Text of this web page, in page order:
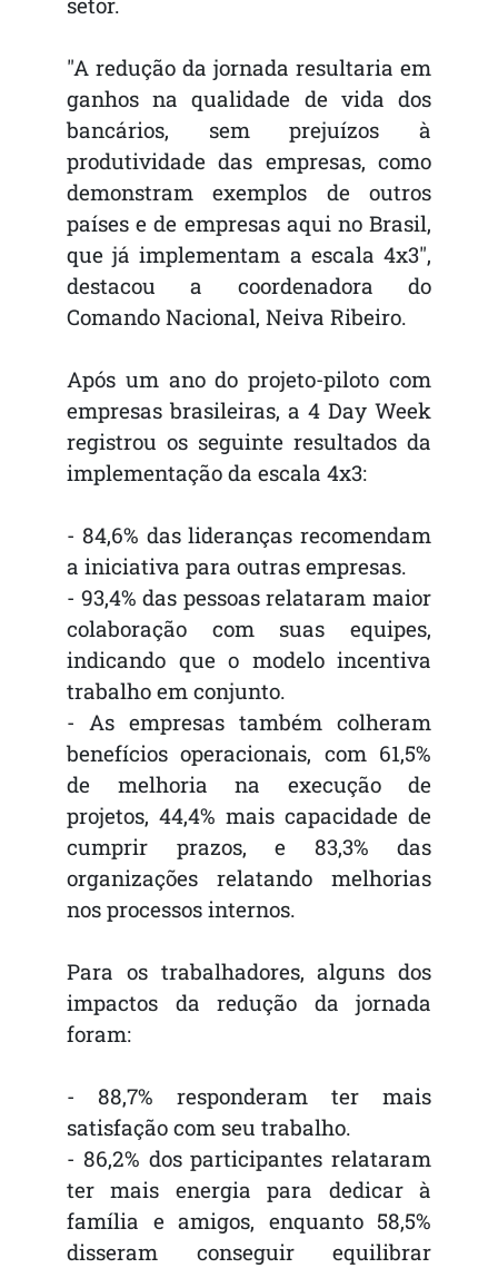
"A redução da jornada resultaria em
ganhos na qualidade de vida dos
bancários, sem prejuízos à
produtividade das empresas, como
demonstram exemplos de outros
países e de empresas aqui no Brasil,
que já implementam a escala 4x3",
destacou a coordenadora do
Comando Nacional, Neiva Ribeiro.
Após um ano do projeto-piloto com
empresas brasileiras, a 4 Day Week
registrou os seguinte resultados da
implementação da escala 4x3:
- 84,6% das lideranças recomendam
a iniciativa para outras empresas.
- 93,4% das pessoas relataram maior
colaboração com suas equipes,
indicando que o modelo incentiva
trabalho em conjunto.
- As empresas também colheram
benefícios operacionais, com 61,5%
de melhoria na execução de
projetos, 44,4% mais capacidade de
cumprir prazos, e 83,3% das
organizações relatando melhorias
nos processos internos.
Para os trabalhadores, alguns dos
impactos da redução da jornada
foram:
- 88,7% responderam ter mais
satisfação com seu trabalho.
- 86,2% dos participantes relataram
ter mais energia para dedicar à
família e amigos, enquanto 58,5%
disseram conseguir equilibrar